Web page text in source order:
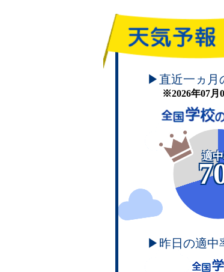
頑張れ！学校のお天気
▶直近一ヵ月
※2026年07月
適
▶昨日の適中